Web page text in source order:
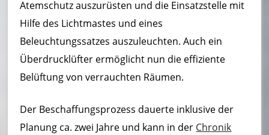
b
e
r
b
e
rg
Atemschutz auszurüsten und die Einsatzstelle mit
Hilfe des Lichtmastes und eines
Beleuchtungssatzes auszuleuchten. Auch ein
Überdrucklüfter ermöglicht nun die effiziente
Belüftung von verrauchten Räumen.
Der Beschaffungsprozess dauerte inklusive der
Planung ca. zwei Jahre und kann in der Chronik